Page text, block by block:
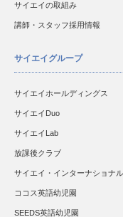
サイエイの取組み
講師・スタッフ採用情報
サイエイグループ
サイエイホールディングス
サイエイDuo
サイエイLab
放課後クラブ
サイエイ・インターナショナル
ココス英語幼児園
SEEDS英語幼児園